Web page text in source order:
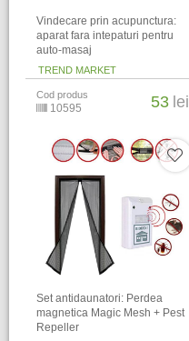
Vindecare prin acupunctura:
aparat fara intepaturi pentru
auto-masaj
TREND MARKET
Cod produs
10595 53 lei
Set antidaunatori: Perdea
magnetica Magic Mesh + Pest
Repeller